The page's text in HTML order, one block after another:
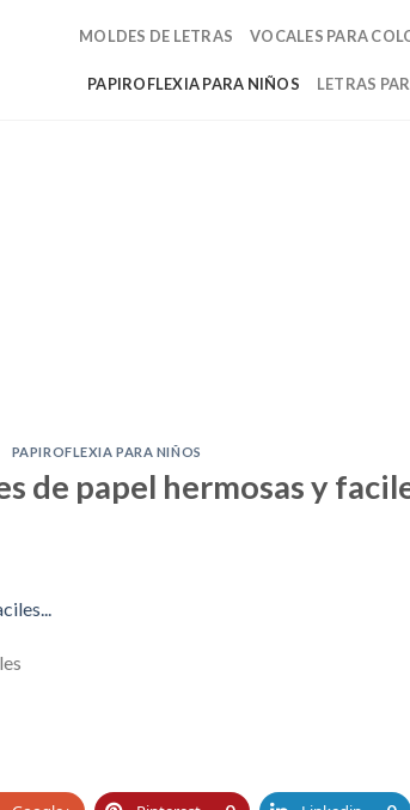
MOLDES DE LETRAS VOCALES PARA
PAPIROFLEXIA PARA NIÑOS LETRAS
PAPIROFLEXIA PARA NIÑOS
de papel hermosas y